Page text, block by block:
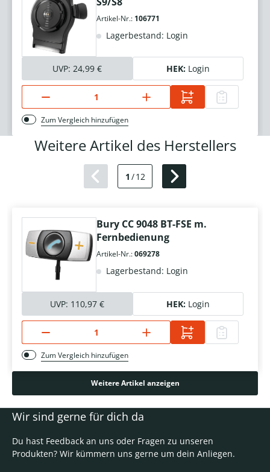
Artikel-Nr.: 106771
Lagerbestand: Login
UVP: 24,99 € HEK: Login
Zum Vergleich hinzufügen
Weitere Artikel des Herstellers
1 /12
Bury CC 9048 BT-FSE m.
Fernbedienung
Artikel-Nr.:069278
Lagerbestand: Login
UVP: 110,97 € HEK: Login
Zum Vergleich hinzufügen
Weitere Artikel anzeigen
Wir sind gerne für dich da
Du hast Feedback an uns oder Fragen zu unseren
Produkten? Wir kümmern uns gerne um dein Anliegen.